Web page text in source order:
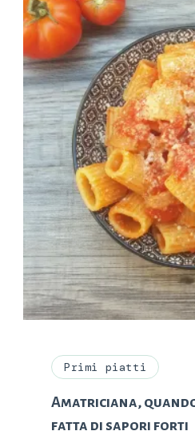
Primi piatti
Amatriciana,
fatta di sapori forti